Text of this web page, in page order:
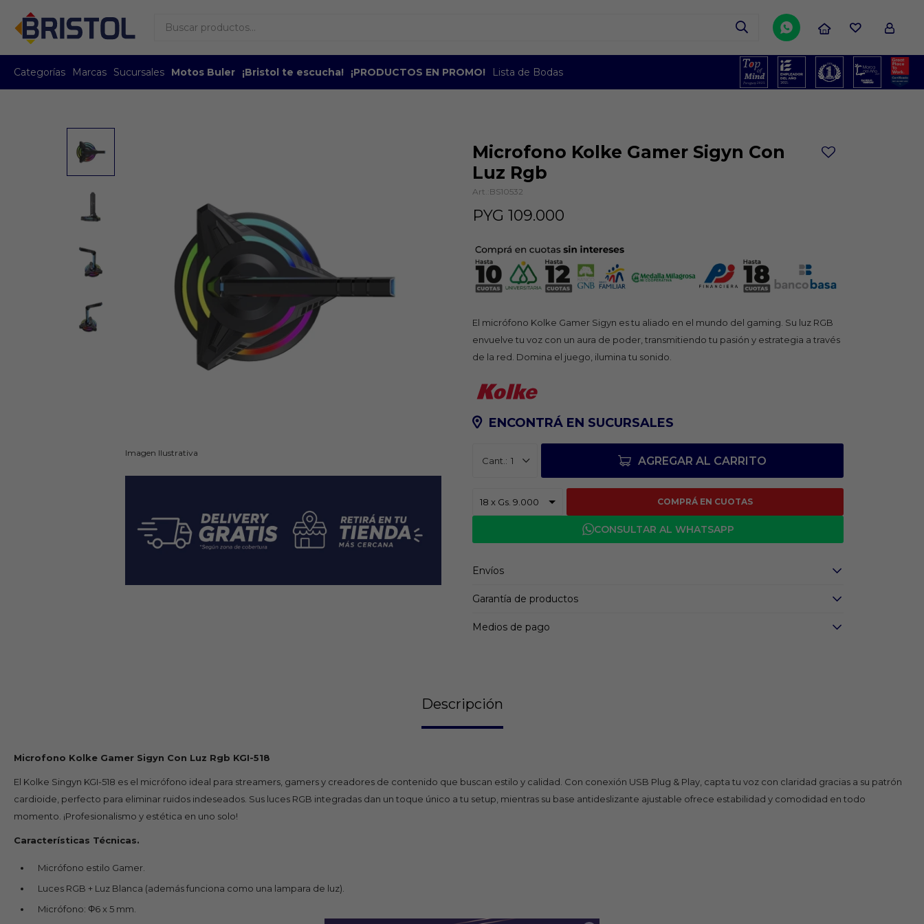
Categorías Marcas Sucursales Motos Buler ¡Bristol te escucha! ¡PRODUCTOS EN PROMO! Lista de Bodas

Imagen Ilustrativa
Microfono Kolke Gamer Sigyn Con
Luz Rgb
BS10532
PYG 109.000
El micrófono Kolke Gamer Sigyn es tu aliado en el mundo del gaming. Su luz RGB
envuelve tu voz con un aura de poder, transmitiendo tu pasión y estrategia a través
de la red. Domina el juego, ilumina tu sonido.
ENCONTRÁ EN SUCURSALES
1 AGREGAR AL CARRITO
COMPRÁ EN CUOTAS
CONSULTAR AL WHATSAPP
Envíos
Garantía de productos
Medios de pago
Descripción
Microfono Kolke Gamer Sigyn Con Luz Rgb KGI-518
El Kolke Singyn KGI-518 es el micrófono ideal para streamers, gamers y creadores de contenido que buscan estilo y calidad. Con conexión USB Plug & Play, capta tu voz con claridad gracias a su patrón
cardioide, perfecto para eliminar ruidos indeseados. Sus luces RGB integradas dan un toque único a tu setup, mientras su base antideslizante ajustable ofrece estabilidad y comodidad en todo
momento. ¡Profesionalismo y estética en uno solo!
Características Técnicas.
Micrófono estilo Gamer.
Luces RGB + Luz Blanca (además funciona como una lampara de luz).
Micrófono: Φ6 x 5 mm.